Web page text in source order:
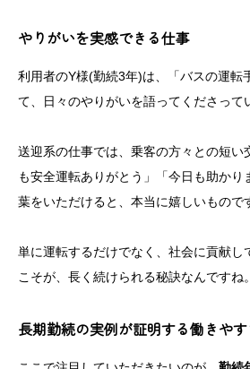
やりがいを実感できる仕事
利用者のY様(勤続3年)は、「バスの運転
て、日々のやりがいを語ってくださって
送迎系の仕事では、乗客の方々との短い
も安全運転ありがとう」「今日も助かり
葉をいただけると、本当に嬉しいもので
単に運転するだけでなく、社会に貢献し
こそが、長く続けられる秘訣なんですね。
長期勤続の実例が証明する働きやす